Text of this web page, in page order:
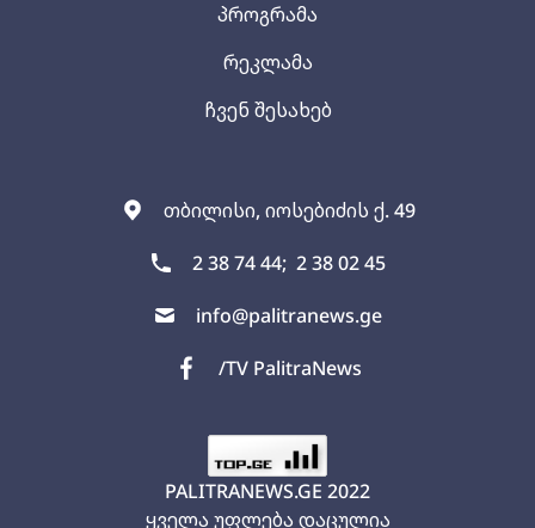
თბილისი, იოსებიძის ქ. 49
2 38 74 44; 2 38 02 45
info@palitranews.ge
/TV PalitraNews
პროგრამა
რეკლამა
ჩვენ შესახებ
PALITRANEWS.GE 2022
ყველა უფლება დაცულია